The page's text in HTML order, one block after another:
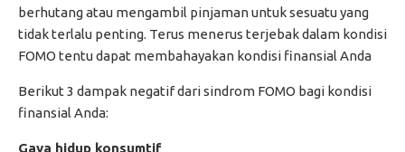
berhutang atau mengambil pinjaman untuk sesuatu yang
tidak terlalu penting. Terus menerus terjebak dalam kondisi
FOMO tentu dapat membahayakan kondisi finansial Anda
Berikut 3 dampak negatif dari sindrom FOMO bagi kondisi
finansial Anda:
Gaya hidup konsumtif